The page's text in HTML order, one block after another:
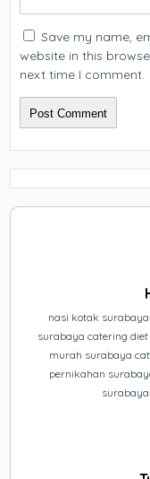
Save my name,
website in this
next time I comment.
nasi kotak
surabaya catering
murah surabaya
pernikahan